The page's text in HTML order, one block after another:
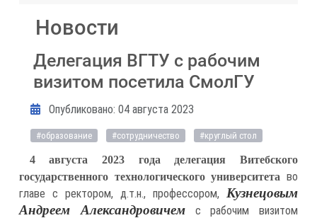
Новости
Делегация ВГТУ с рабочим
визитом посетила СмолГУ
Информация о материале
Опубликовано: 04 августа 2023
#образование #сотрудничество #круглый стол
4 августа 2023 года делегация Витебского
государственного технологического университета во
главе с ректором, д.т.н., профессором, Кузнецовым
Андреем Александровичемс рабочим визитом